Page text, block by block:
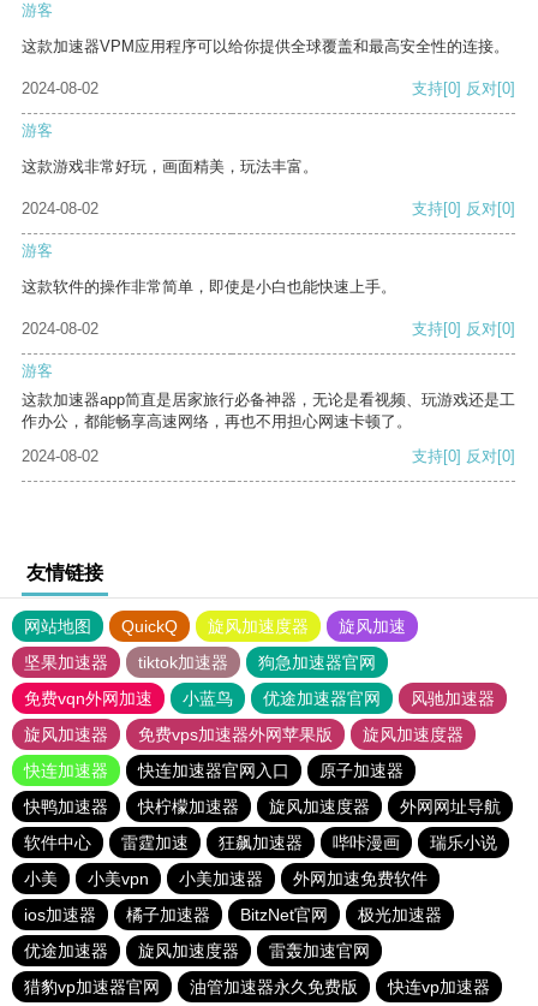
游客
这款加速器VPM应用程序可以给你提供全球覆盖和最高安全性的连接。
2024-08-02 支持[0] 反对[0]
游客
这款游戏非常好玩，画面精美，玩法丰富。
2024-08-02 支持[0] 反对[0]
游客
这款软件的操作非常简单，即使是小白也能快速上手。
2024-08-02 支持[0] 反对[0]
游客
这款加速器app简直是居家旅行必备神器，无论是看视频、玩游戏还是工
作办公，都能畅享高速网络，再也不用担心网速卡顿了。
2024-08-02
支持[0] 反对[0]
友情链接
网站地图 QuickQ 旋风加速度器
旋风加速
坚果加速器
tiktok加速器
狗急加速器官网
免费vqn外网加速
小蓝鸟 优途加速器官网
风驰加速器
旋风加速器
免费vps加速器外网苹果版
旋风加速度器
快连加速器
快连加速器官网入口
原子加速器
快鸭加速器
快柠檬加速器 旋风加速度器
外网网址导航
软件中心
雷霆加速 狂飙加速器 哔咔漫画
瑞乐小说
小美
小美vpn 小美加速器
外网加速免费软件
ios加速器
橘子加速器 BitzNet官网
极光加速器
优途加速器
旋风加速度器
雷轰加速官网
猎豹vp加速器官网
油管加速器永久免费版 快连vp加速器